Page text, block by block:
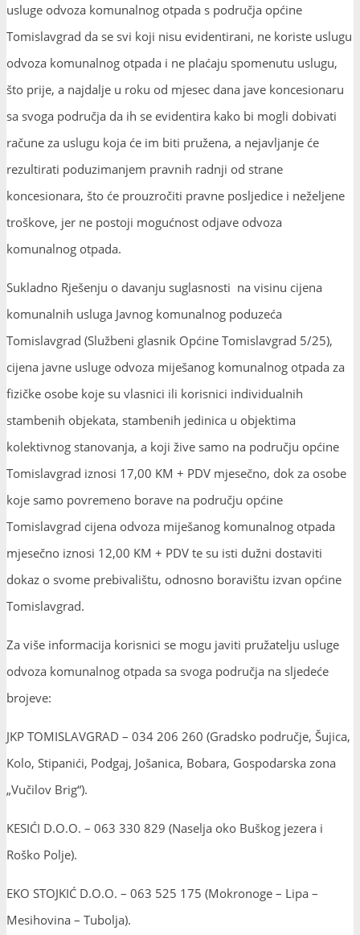
usluge odvoza komunalnog otpada s područja općine
Tomislavgrad da se svi koji nisu evidentirani, ne koriste uslugu
odvoza komunalnog otpada i ne plaćaju spomenutu uslugu,
što prije, a najdalje u roku od mjesec dana jave koncesionaru
sa svoga područja da ih se evidentira kako bi mogli dobivati
račune za uslugu koja će im biti pružena, a nejavljanje će
rezultirati poduzimanjem pravnih radnji od strane
koncesionara, što će prouzročiti pravne posljedice i neželjene
troškove, jer ne postoji mogućnost odjave odvoza
komunalnog otpada.
Sukladno Rješenju o davanju suglasnosti na visinu cijena
komunalnih usluga Javnog komunalnog poduzeća
Tomislavgrad (Službeni glasnik Općine Tomislavgrad 5/25),
cijena javne usluge odvoza miješanog komunalnog otpada za
fizičke osobe koje su vlasnici ili korisnici individualnih
stambenih objekata, stambenih jedinica u objektima
kolektivnog stanovanja, a koji žive samo na području općine
Tomislavgrad iznosi 17,00 KM + PDV mjesečno, dok za osobe
koje samo povremeno borave na području općine
Tomislavgrad cijena odvoza miješanog komunalnog otpada
mjesečno iznosi 12,00 KM + PDV te su isti dužni dostaviti
dokaz o svome prebivalištu, odnosno boravištu izvan općine
Tomislavgrad.
Za više informacija korisnici se mogu javiti pružatelju usluge
odvoza komunalnog otpada sa svoga područja na sljedeće
brojeve:
JKP TOMISLAVGRAD – 034 206 260 (Gradsko područje, Šujica,
Kolo, Stipanići, Podgaj, Jošanica, Bobara, Gospodarska zona
„Vučilov Brig“).
KESIĆI D.O.O. – 063 330 829 (Naselja oko Buškog jezera i
Roško Polje).
EKO STOJKIĆ D.O.O. – 063 525 175 (Mokronoge – Lipa –
Mesihovina – Tubolja).